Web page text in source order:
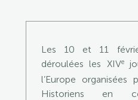
Les 10 et 11
déroulées les XIVe
l’Europe organisées
Historiens en